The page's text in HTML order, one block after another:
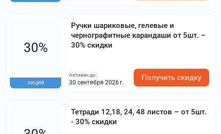
Ручки шариковые, гелевые и
чернографитные карандаши от 5шт. –
30% скидки
30%
АКЦИЯ
Активен до:
30 сентября 2026 г.
Получить скидку
Тетради 12,18, 24, 48 листов – от 5шт.
- 30% скидки